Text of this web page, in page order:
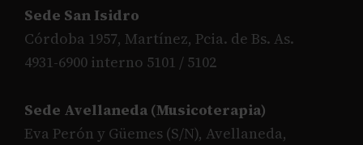
Sede San Isidro
Córdoba 1957, Martínez, Pcia. de Bs. As.
4931-6900 interno 5101 / 5102
Sede Avellaneda (Musicoterapia)
Eva Perón y Güemes (S/N), Avellaneda,